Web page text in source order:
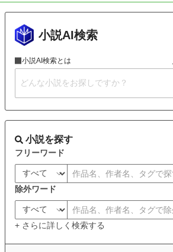
小説AI検索
小説AI検索とは
小説を探す
フリーワード
除外ワード
+ さらに詳しく検索する